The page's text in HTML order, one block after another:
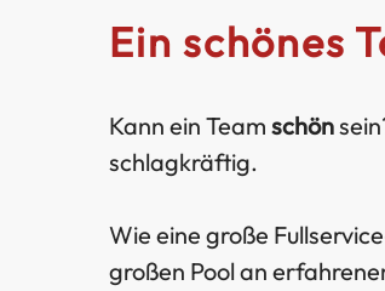
Ein schönes
Kann ein Teamschön
schlagkräftig.
Wie eine große
großen Pool an